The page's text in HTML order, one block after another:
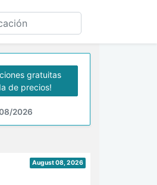
gratuitas
de precios!
2026
August 08, 2026